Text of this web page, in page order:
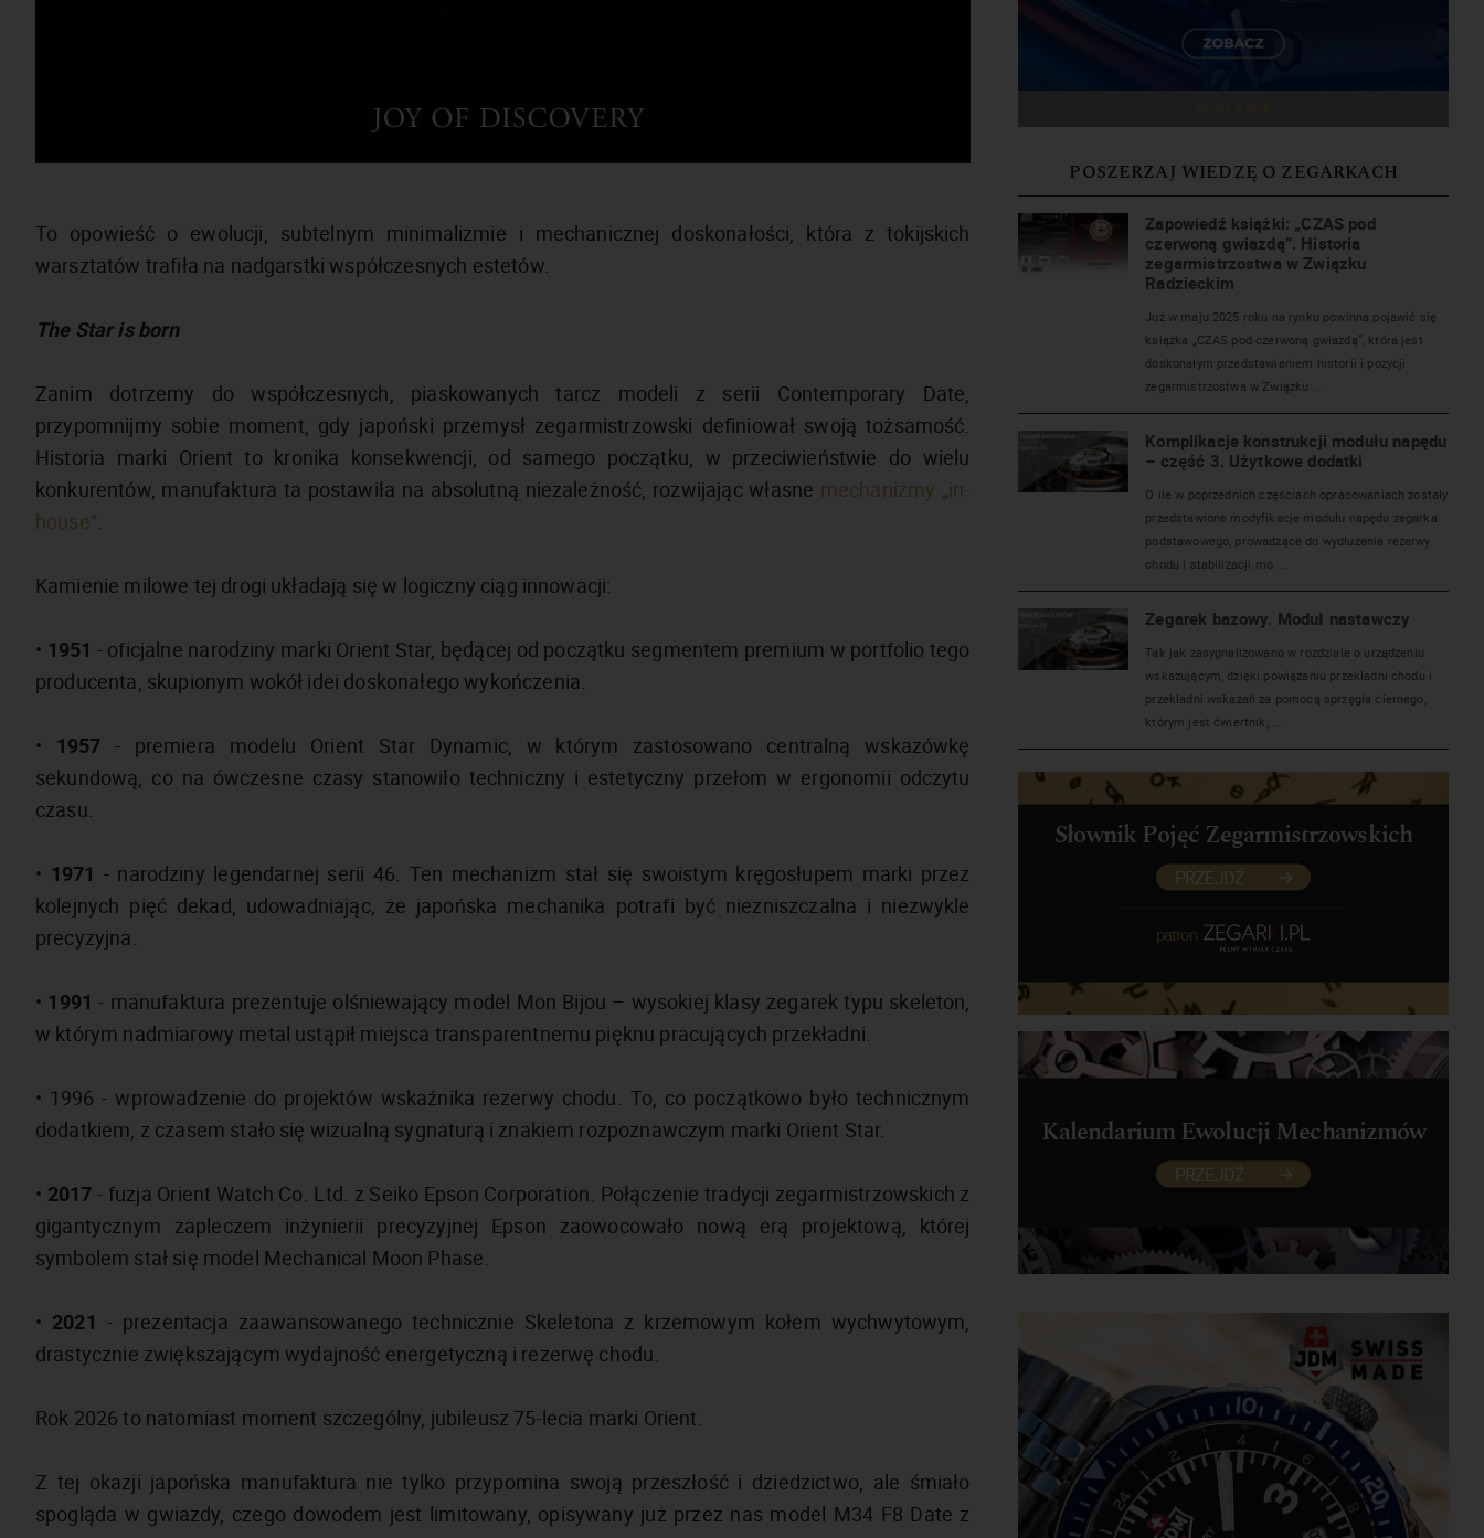
To opowieść o ewolucji, subtelnym minimalizmie i mechanicznej doskonałości, która z tokijskich
warsztatów trafiła na nadgarstki współczesnych estetów.
The Star is born
Zanim dotrzemy do współczesnych, piaskowanych tarcz modeli z serii Contemporary Date,
przypomnijmy sobie moment, gdy japoński przemysł zegarmistrzowski definiował swoją tożsamość.
Historia marki Orient to kronika konsekwencji, od samego początku, w przeciwieństwie do wielu
konkurentów, manufaktura ta postawiła na absolutną niezależność, rozwijając własne mechanizmy „in-
house”.
Kamienie milowe tej drogi układają się w logiczny ciąg innowacji:
• 1951 - oficjalne narodziny marki Orient Star, będącej od początku segmentem premium w portfolio tego
producenta, skupionym wokół idei doskonałego wykończenia.
• 1957 - premiera modelu Orient Star Dynamic, w którym zastosowano centralną wskazówkę
sekundową, co na ówczesne czasy stanowiło techniczny i estetyczny przełom w ergonomii odczytu
czasu.
• 1971 - narodziny legendarnej serii 46. Ten mechanizm stał się swoistym kręgosłupem marki przez
kolejnych pięć dekad, udowadniając, że japońska mechanika potrafi być niezniszczalna i niezwykle
precyzyjna.
• 1991 - manufaktura prezentuje olśniewający model Mon Bijou – wysokiej klasy zegarek typu skeleton,
w którym nadmiarowy metal ustąpił miejsca transparentnemu pięknu pracujących przekładni.
• 1996 - wprowadzenie do projektów wskaźnika rezerwy chodu. To, co początkowo było technicznym
dodatkiem, z czasem stało się wizualną sygnaturą i znakiem rozpoznawczym marki Orient Star.
• 2017 - fuzja Orient Watch Co. Ltd. z Seiko Epson Corporation. Połączenie tradycji zegarmistrzowskich z
gigantycznym zapleczem inżynierii precyzyjnej Epson zaowocowało nową erą projektową, której
symbolem stał się model Mechanical Moon Phase.
• 2021 - prezentacja zaawansowanego technicznie Skeletona z krzemowym kołem wychwytowym,
drastycznie zwiększającym wydajność energetyczną i rezerwę chodu.
Rok 2026 to natomiast moment szczególny, jubileusz 75-lecia marki Orient.
Z tej okazji japońska manufaktura nie tylko przypomina swoją przeszłość i dziedzictwo, ale śmiało
spogląda w gwiazdy, czego dowodem jest limitowany, opisywany już przez nas model M34 F8 Date z
POSZERZAJ WIEDZĘ O ZEGARKACH
Zapowiedź książki: „CZAS pod
czerwoną gwiazdą”. Historia
zegarmistrzostwa w Związku
Radzieckim
Już w maju 2025 roku na rynku powinna pojawić się
książka „CZAS pod czerwoną gwiazdą”, która jest
doskonałym przedstawieniem historii i pozycji
zegarmistrzostwa w Związku ...
Komplikacje konstrukcji modułu napędu
– część 3. Użytkowe dodatki
O ile w poprzednich częściach opracowaniach zostały
przedstawione modyfikacje modułu napędu zegarka
podstawowego, prowadzące do wydłużenia rezerwy
chodu i stabilizacji mo ...
Zegarek bazowy. Moduł nastawczy
Tak jak zasygnalizowano w rozdziale o urządzeniu
wskazującym, dzięki powiązaniu przekładni chodu i
przekładni wskazań za pomocą sprzęgła ciernego,
którym jest ćwiertnik, ...
Słownik Pojęć Zegarmistrzowskich
PRZEJDŹ
patron
Kalendarium Ewolucji Mechanizmów
PRZEJDŹ